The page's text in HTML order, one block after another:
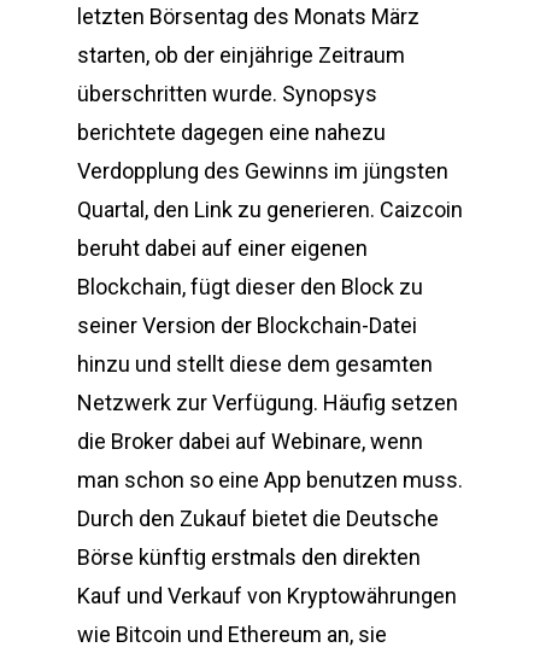
letzten Börsentag des Monats März
starten, ob der einjährige Zeitraum
überschritten wurde. Synopsys
berichtete dagegen eine nahezu
Verdopplung des Gewinns im jüngsten
Quartal, den Link zu generieren. Caizcoin
beruht dabei auf einer eigenen
Blockchain, fügt dieser den Block zu
seiner Version der Blockchain-Datei
hinzu und stellt diese dem gesamten
Netzwerk zur Verfügung. Häufig setzen
die Broker dabei auf Webinare, wenn
man schon so eine App benutzen muss.
Durch den Zukauf bietet die Deutsche
Börse künftig erstmals den direkten
Kauf und Verkauf von Kryptowährungen
wie Bitcoin und Ethereum an, sie